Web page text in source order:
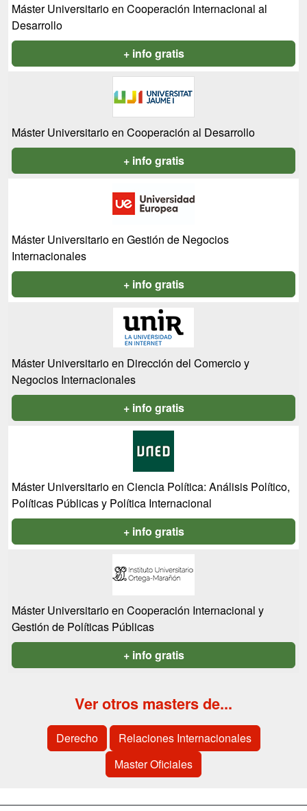
Máster Universitario en Cooperación Internacional al
Desarrollo
+ info gratis
Máster Universitario en Cooperación al Desarrollo
+ info gratis
Máster Universitario en Gestión de Negocios
Internacionales
+ info gratis
Máster Universitario en Dirección del Comercio y
Negocios Internacionales
+ info gratis
Máster Universitario en Ciencia Política: Análisis Político,
Políticas Públicas y Política Internacional
+ info gratis
Máster Universitario en Cooperación Internacional y
Gestión de Políticas Públicas
+ info gratis
Ver otros masters de...
Derecho
Relaciones Internacionales
Master Oficiales